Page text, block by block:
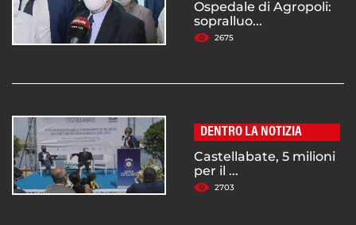
Ospedale di Agropoli:
sopralluo...
2675
DENTRO LA NOTIZIA
Castellabate, 5 milioni
per il ...
2703